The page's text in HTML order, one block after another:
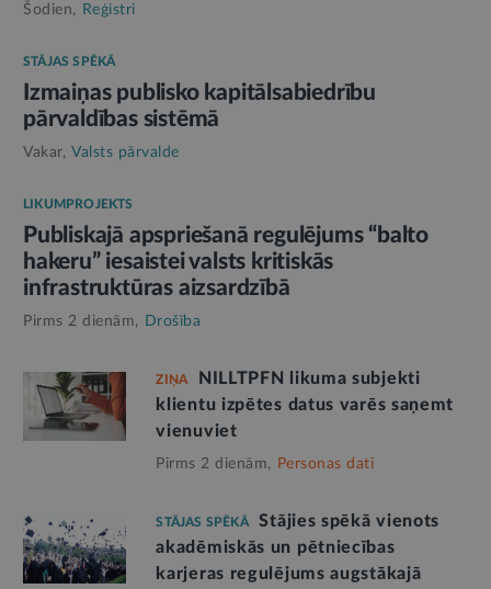
Šodien,
Reģistri
STĀJAS SPĒKĀ
Izmaiņas publisko kapitālsabiedrību
pārvaldības sistēmā
Vakar, Valsts pārvalde
LIKUMPROJEKTS
Publiskajā apspriešanā regulējums “balto
hakeru” iesaistei valsts kritiskās
infrastruktūras aizsardzībā
Pirms 2 dienām, Drošība
ZIŅA
NILLTPFN likuma subjekti
klientu izpētes datus varēs saņemt
vienuviet
Pirms 2 dienām, Personas dati
STĀJAS SPĒKĀ
Stājies spēkā vienots
akadēmiskās un pētniecības
karjeras regulējums augstākajā